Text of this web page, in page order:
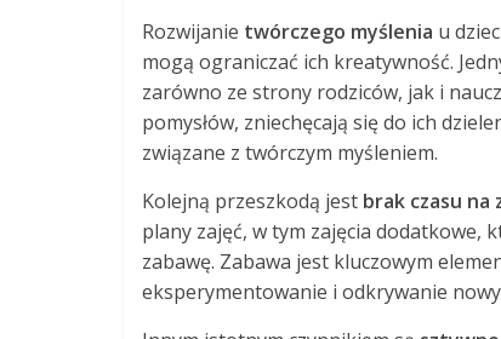
Rozwijanie twórczego myślenia u
mogą ograniczać ich kreatywność.
zarówno ze strony rodziców, jak i
pomysłów, zniechęcają się do ich
związane z twórczym myśleniem.
Kolejną przeszkodą jest brak czasu na
plany zajęć, w tym zajęcia dodatkowe,
zabawę. Zabawa jest kluczowym
eksperymentowanie i odkrywanie